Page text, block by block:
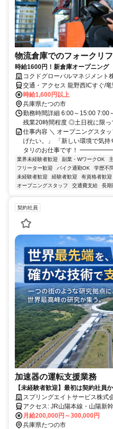
物流倉庫でのフォークリ
時給1600円！新倉庫オープニング
コクドグローバルマネジメン
交通・アクセス 龍野西ICすぐ/
竜野駅・本竜野駅から送迎あり
時給1,600円以上
兵庫県たつの市
勤務時間詳細 6:00～15:00
残業20時間程度 ◎土日祝に限っ
仕事内容 ＼ オープニングスタ
げたい。」 「新しい環境で気
タリのお仕事です！
業界未経験者歓迎 副業・WワークOK
フリーター歓迎
バイク通勤OK 学歴不
未経験者歓迎
経験者歓迎 有資格者歓迎
オープニングスタッフ
交通費支給 長期
契約社員
加速器の運転支援業務
【未経験者歓迎】最初は契約社員
正社員登用制度あり/残業月平均
スプリングエイトサービス株式
アクセス: JR山陽本線・山陽新幹線・赤穂線「相生駅」よりバスで約
40分 ◆車通勤OK
月給200,000円～300,000円
兵庫県たつの市